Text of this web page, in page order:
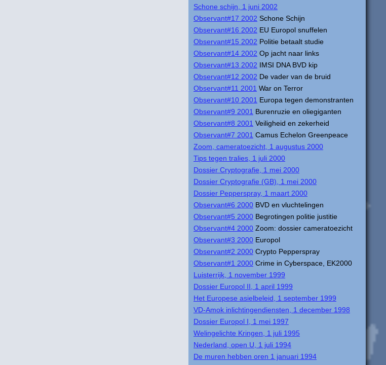
Schone schijn, 1 juni 2002
Observant#17 2002 Schone Schijn
Observant#16 2002 EU Europol snuffelen
Observant#15 2002 Politie betaalt studie
Observant#14 2002 Op jacht naar links
Observant#13 2002 IMSI DNA BVD kip
Observant#12 2002 De vader van de bruid
Observant#11 2001 War on Terror
Observant#10 2001 Europa tegen demonstranten
Observant#9 2001 Burenruzie en oliegiganten
Observant#8 2001 Veiligheid en zekerheid
Observant#7 2001 Camus Echelon Greenpeace
Zoom, cameratoezicht, 1 augustus 2000
Tips tegen tralies, 1 juli 2000
Dossier Cryptografie, 1 mei 2000
Dossier Cryptografie (GB), 1 mei 2000
Dossier Pepperspray, 1 maart 2000
Observant#6 2000 BVD en vluchtelingen
Observant#5 2000 Begrotingen politie justitie
Observant#4 2000 Zoom: dossier cameratoezicht
Observant#3 2000 Europol
Observant#2 2000 Crypto Pepperspray
Observant#1 2000 Crime in Cyberspace, EK2000
Luisterrijk, 1 november 1999
Dossier Europol II, 1 april 1999
Het Europese asielbeleid, 1 september 1999
VD-Amok inlichtingendiensten, 1 december 1998
Dossier Europol I, 1 mei 1997
Welingelichte Kringen, 1 juli 1995
Nederland, open U, 1 juli 1994
De muren hebben oren 1 januari 1994